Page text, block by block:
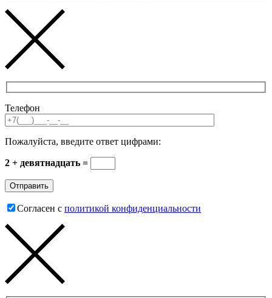
Телефон
Пожалуйста, введите ответ цифрами:
2 + девятнадцать =
Согласен с политикой конфиденциальности